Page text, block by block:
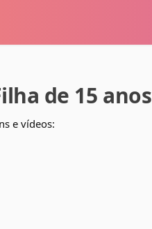
de 15 anos
e vídeos: